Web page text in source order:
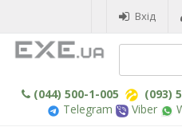
Вхід
(044) 500-1-005 (093)
Telegram
Viber